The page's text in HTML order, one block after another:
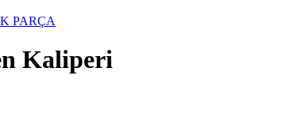
PARÇA
Kaliperi